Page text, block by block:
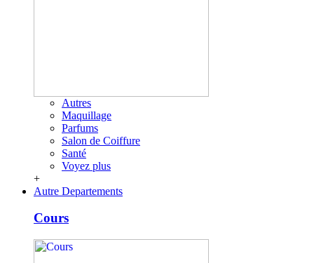
Autres
Maquillage
Parfums
Salon de Coiffure
Santé
Voyez plus
+
Autre Departements
Cours